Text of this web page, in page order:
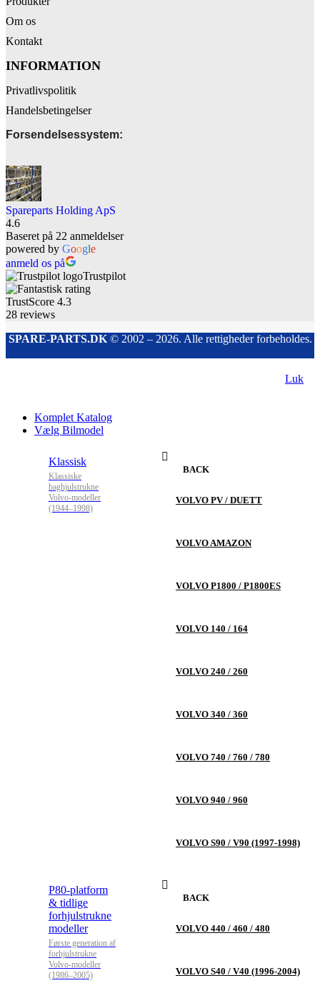
Om os
Kontakt
INFORMATION
Privatlivspolitik
Handelsbetingelser
Forsendelsessystem:
Spareparts Holding ApS
4.6
Baseret på 22 anmeldelser
powered by Google
anmeld os på
Trustpilot
TrustScore 4.3
28 reviews
SPARE-PARTS.DK© 2002 – 2026. Alle rettigheder forbeholdes.
Luk
Komplet Katalog
Vælg Bilmodel
Klassisk
Klassiske
baghjulstrukne
Volvo-modeller
(1944–1998)
BACK
VOLVO PV / DUETT
VOLVO AMAZON
VOLVO P1800 / P1800ES
VOLVO 140 / 164
VOLVO 240 / 260
VOLVO 340 / 360
VOLVO 740 / 760 / 780
VOLVO 940 / 960
VOLVO S90 / V90 (1997-1998)
P80-platform
& tidlige
forhjulstrukne
modeller
Første generation af
forhjulstrukne
Volvo-modeller
(1986–2005)
BACK
VOLVO 440 / 460 / 480
VOLVO S40 / V40 (1996-2004)